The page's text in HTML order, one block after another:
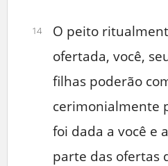
14
O peito
ofertada, você,
filhas poderão
cerimonialmente
foi dada a você e
parte das ofertas